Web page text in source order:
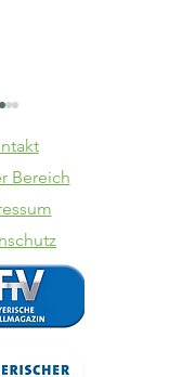
Bereich